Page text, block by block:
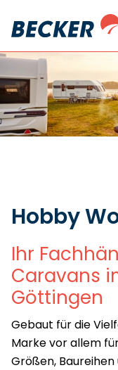
Hobby
Ihr
Caravans
Göttingen
Gebaut für die
Marke vor allem
Größen,